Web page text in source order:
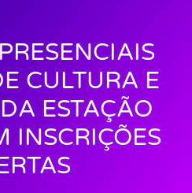
CULTURA E
ESTAÇÃO
INSCRIÇÕES